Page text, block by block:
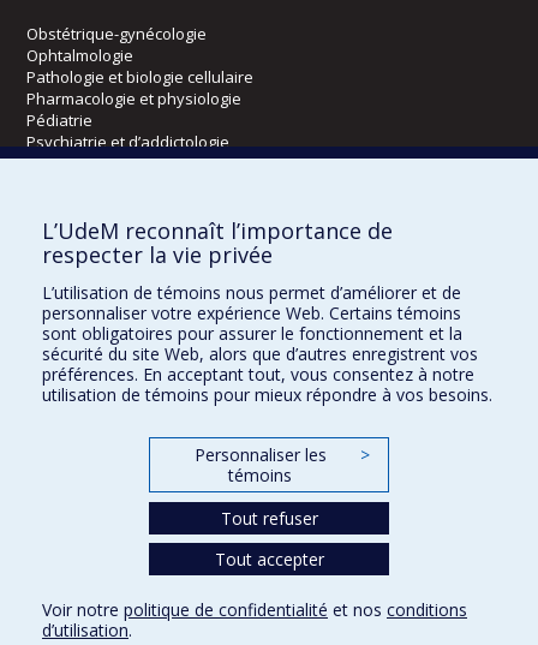
Obstétrique-gynécologie
Ophtalmologie
Pathologie et biologie cellulaire
Pharmacologie et physiologie
Pédiatrie
Psychiatrie et d’addictologie
Radiologie, radio-oncologie et médecine nucléaire
Écoles
Orthophonie et audiologie
Réadaptation
Directions
Confidentialité Conditions d’utilisation Paramètres des témoins
L’UdeM reconnaît l’importance de
respecter la vie privée
L’utilisation de témoins nous permet d’améliorer et de
personnaliser votre expérience Web. Certains témoins
sont obligatoires pour assurer le fonctionnement et la
sécurité du site Web, alors que d’autres enregistrent vos
préférences. En acceptant tout, vous consentez à notre
utilisation de témoins pour mieux répondre à vos besoins.
Personnaliser les
témoins
>
Tout refuser
Tout accepter
Voir notre politique de confidentialité et nos conditions
d’utilisation.